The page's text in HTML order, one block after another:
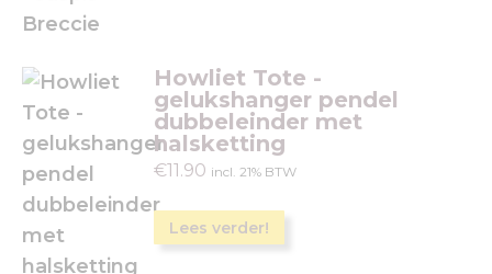
Howliet Tote -
gelukshanger pendel
dubbeleinder met
halsketting
€11.90 incl. 21% BTW
Lees verder!